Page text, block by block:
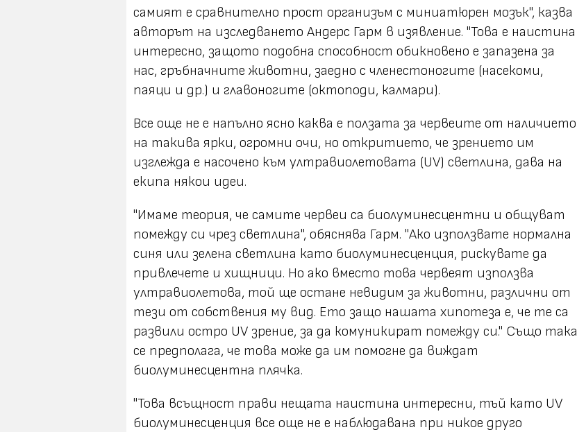
самият е сравнително прост организъм с миниатюрен мозък", казва
авторът на изследването Андерс Гарм в изявление. "Това е наистина
интересно, защото подобна способност обикновено е запазена за
нас, гръбначните животни, заедно с членестоногите (насекоми,
паяци и др.) и главоногите (октоподи, калмари).
Все още не е напълно ясно каква е ползата за червеите от наличието
на такива ярки, огромни очи, но откритието, че зрението им
изглежда е насочено към ултравиолетовата (UV) светлина, дава на
екипа някои идеи.
"Имаме теория, че самите червеи са биолуминесцентни и общуват
помежду си чрез светлина", обяснява Гарм. "Ако използвате нормална
синя или зелена светлина като биолуминесценция, рискувате да
привлечете и хищници. Но ако вместо това червеят използва
ултравиолетова, той ще остане невидим за животни, различни от
тези от собствения му вид. Ето защо нашата хипотеза е, че те са
развили остро UV зрение, за да комуникират помежду си." Също така
се предполага, че това може да им помогне да виждат
биолуминесцентна плячка.
"Това всъщност прави нещата наистина интересни, тъй като UV
биолуминесценция все още не е наблюдавана при никое друго